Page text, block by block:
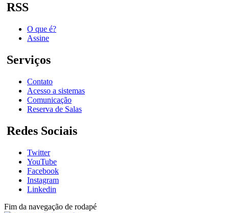
RSS
O que é?
Assine
Serviços
Contato
Acesso a sistemas
Comunicação
Reserva de Salas
Redes Sociais
Twitter
YouTube
Facebook
Instagram
Linkedin
Fim da navegação de rodapé